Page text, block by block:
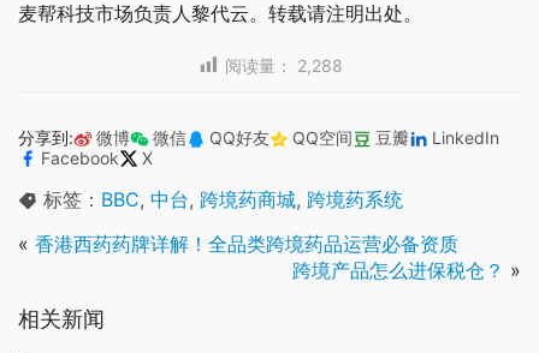
麦帮科技市场负责人黎代云。转载请注明出处。
阅读量： 2,288
分享到: 微博 微信 QQ好友 QQ空间 豆瓣
LinkedIn
Facebook
X
标签： BBC, 中台, 跨境药商城, 跨境药系统
« 香港西药药牌详解！全品类跨境药品运营必备资质
跨境产品怎么进保税仓？ »
相关新闻